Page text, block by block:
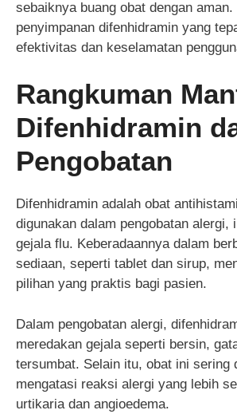
sebaiknya buang obat dengan
penyimpanan difenhidramin yang
efektivitas dan keselamatan
Rangkuman
Difenhidramin
Pengobatan
Difenhidramin adalah obat
digunakan dalam pengobatan alergi,
gejala flu. Keberadaannya dalam
sediaan, seperti tablet dan sirup,
pilihan yang praktis bagi pasien.
Dalam pengobatan alergi,
meredakan gejala seperti bersin,
tersumbat. Selain itu, obat ini sering
mengatasi reaksi alergi yang lebih
urtikaria dan angioedema.